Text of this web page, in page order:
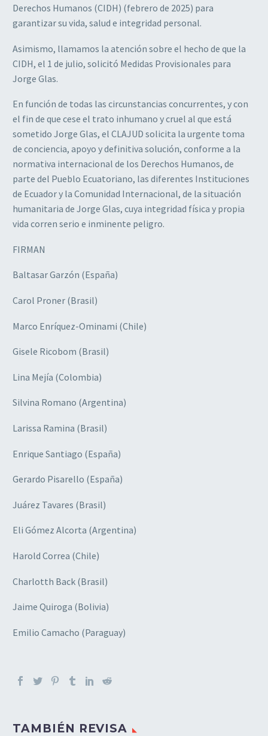
Derechos Humanos (CIDH) (febrero de 2025) para
garantizar su vida, salud e integridad personal.
Asimismo, llamamos la atención sobre el hecho de que la
CIDH, el 1 de julio, solicitó Medidas Provisionales para
Jorge Glas.
En función de todas las circunstancias concurrentes, y con
el fin de que cese el trato inhumano y cruel al que está
sometido Jorge Glas, el CLAJUD solicita la urgente toma
de conciencia, apoyo y definitiva solución, conforme a la
normativa internacional de los Derechos Humanos, de
parte del Pueblo Ecuatoriano, las diferentes Instituciones
de Ecuador y la Comunidad Internacional, de la situación
humanitaria de Jorge Glas, cuya integridad física y propia
vida corren serio e inminente peligro.
FIRMAN
Baltasar Garzón (España)
Carol Proner (Brasil)
Marco Enríquez-Ominami (Chile)
Gisele Ricobom (Brasil)
Lina Mejía (Colombia)
Silvina Romano (Argentina)
Larissa Ramina (Brasil)
Enrique Santiago (España)
Gerardo Pisarello (España)
Juárez Tavares (Brasil)
Eli Gómez Alcorta (Argentina)
Harold Correa (Chile)
Charlotth Back (Brasil)
Jaime Quiroga (Bolivia)
Emilio Camacho (Paraguay)
TAMBIÉN REVISA